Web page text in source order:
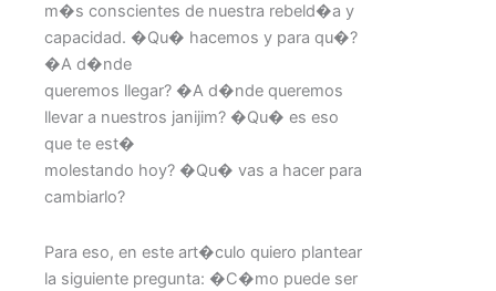
m�s conscientes de nuestra rebeld�a y
capacidad. �Qu� hacemos y para qu�?
�A d�nde
queremos llegar? �A d�nde queremos
llevar a nuestros janijim? �Qu� es eso
que te est�
molestando hoy? �Qu� vas a hacer para
cambiarlo?
Para eso, en este art�culo quiero plantear
la siguiente pregunta: �C�mo puede ser